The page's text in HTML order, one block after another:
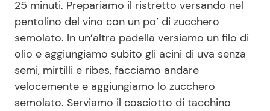
25 minuti. Prepariamo il ristretto versando nel
pentolino del vino con un po’ di zucchero
semolato. In un’altra padella versiamo un filo di
olio e aggiungiamo subito gli acini di uva senza
semi, mirtilli e ribes, facciamo andare
velocemente e aggiungiamo lo zucchero
semolato. Serviamo il cosciotto di tacchino